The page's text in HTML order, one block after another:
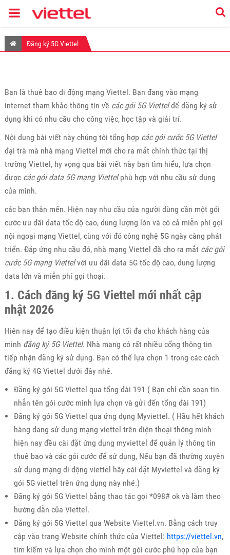
Đăng ký 5G Viettel
Bạn là thuê bao di động mạng Viettel. Bạn đang vào mạng
internet tham khảo thông tin về các gói 5G Viettelđể đăng ký sử
dụng khi có nhu cầu cho công việc, học tập và giải trí.
Nội dung bài viết này chúng tôi tổng hợp các gói cước 5G Viettel
đại trà mà nhà mạng Viettel mới cho ra mắt chính thức tại thị
trường Viettel, hy vọng qua bài viết này bạn tìm hiểu, lựa chọn
được các gói data 5G mạng Viettelphù hợp với nhu cầu sử dụng
của mình.
các bạn thân mến. Hiện nay nhu cầu của người dùng cần một gói
cước ưu đãi data tốc độ cao, dung lượng lớn và có cả miễn phí gọi
nội ngoại mạng Viettel, cùng với đó công nghệ 5G ngày càng phát
triển. Đáp ứng nhu cầu đó, nhà mạng Viettel đã cho ra mắt các gói
cước 5G mạng Viettelvới ưu đãi data 5G tốc độ cao, dung lượng
data lớn và miễn phí gọi thoại.
1. Cách đăng ký 5G Viettel mới nhất cập
nhật 2026
Hiên nay để tạo điều kiện thuận lợi tối đa cho khách hàng của
mình đăng ký 5G Viettel. Nhà mạng có rất nhiều cổng thông tin
tiếp nhận đăng ký sử dụng. Bạn có thể lựa chọn 1 trong các cách
đăng ký 4G Viettel dưới đây nhé.
Đăng ký gói 5G Viettel qua tổng đài 191 ( Bạn chỉ cần soạn tin
nhắn tên gói cước mình lựa chọn và gửi đến tổng đài 191)
Đăng ký gói 5G Viettel qua ứng dụng Myviettel. ( Hầu hết khách
hàng đang sử dụng mạng viettel trên điện thoại thông minh
hiện nay đều cài đặt ứng dụng myviettel để quản lý thông tin
thuê bao và các gói cước để sử dụng, Nếu bạn đã thường xuyên
sử dụng mạng di động viettel hãy cài đặt Myviettel và đăng ký
gói 5G viettel trên ứng dụng này nhé.)
Đăng ký gói 5G Viettel bằng thao tác gọi *098# ok và làm theo
hướng dẫn của Viettel.
Đăng ký gói 5G Viettel qua Website Viettel.vn. Bằng cách truy
cập vào trang Website chính thức của Viettel: https://viettel.vn,
tìm kiếm và lựa chọn cho mình một gói cước phú hợp của bạn